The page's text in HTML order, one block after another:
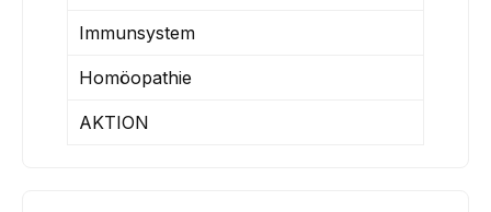
Immunsystem
Homöopathie
AKTION